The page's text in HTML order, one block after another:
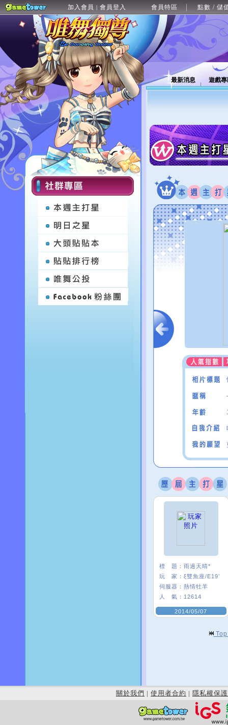
加入會員 | 會員登入 會員特區 點數 / 儲
最新消息 遊戲
標 題： 雨過天晴*
玩 家： ξ雙魚座/E19’
伺服器： 熱情牡羊
人 氣： 12614
2014/05/07
關於我們 | 使用者合約 | 隱私權保護